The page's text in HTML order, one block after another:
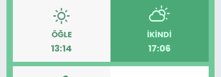
ÖĞLE
13:14
İKINDI
17:06
Nöbetçi Eczaneler
Otomobil Dünyası